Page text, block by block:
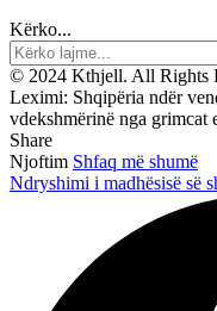
Kërko...
© 2024 Kthjell. All Rights
Leximi: Shqipëria ndër
vdekshmërinë nga grimcat
Share
Njoftim Shfaq më shumë
Ndryshimi i madhësisë së